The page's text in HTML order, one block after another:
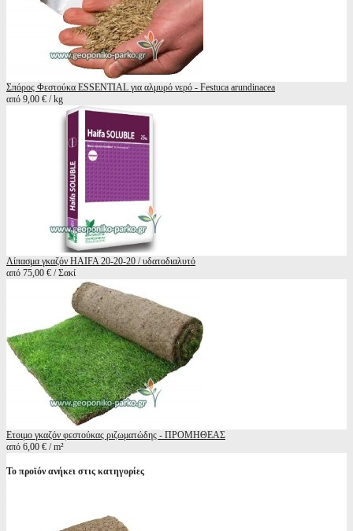
Σπόρος Φεστούκα ESSENTIAL για αλμυρό νερό - Festuca arundinacea
από 9,00 € / kg
Λίπασμα γκαζόν HAIFA 20-20-20 / υδατοδιαλυτό
από 75,00 € / Σακί
Ετοιμο γκαζόν φεστούκας ριζωματώδης - ΠΡΟΜΗΘΕΑΣ
από 6,00 € / m²
Το προϊόν ανήκει στις κατηγορίες